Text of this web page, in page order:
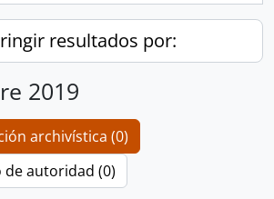
resultados por:
2019
archivística (0)
de autoridad (0)